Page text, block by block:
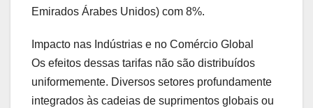
Emirados Árabes Unidos) com 8%.
Impacto nas Indústrias e no Comércio Global
Os efeitos dessas tarifas não são distribuídos
uniformemente. Diversos setores profundamente
integrados às cadeias de suprimentos globais ou